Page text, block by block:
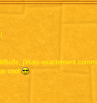
j'étais exactement
cool